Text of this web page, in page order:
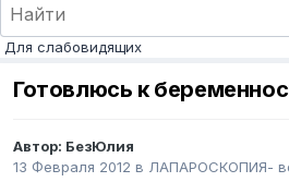
Для слабовидящих
Готовлюсь к
Автор: БезЮлия
13 Февраля 2012 в ЛАПАРОСКОПИЯ-